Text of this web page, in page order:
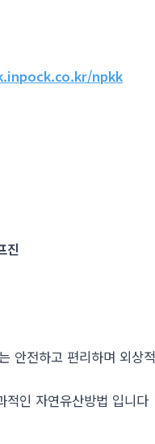
npkk
진
안전하고 편리하며 외상
적인 자연유산방법 입니다